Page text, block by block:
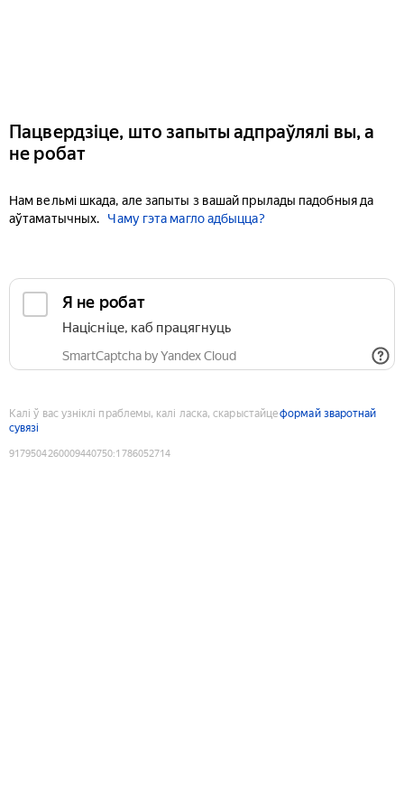
Пацвердзіце, што запыты адпраўлялі вы, а
не робат
Нам вельмі шкада, але запыты з вашай прылады падобныя да
аўтаматычных.
Чаму гэта магло адбыцца?
Я не робат
Націсніце, каб працягнуць
SmartCaptcha by Yandex Cloud
Калі ў вас узніклі праблемы, калі ласка, скарыстайцеформай зваротнай
сувязі
9179504260009440750:1786052714